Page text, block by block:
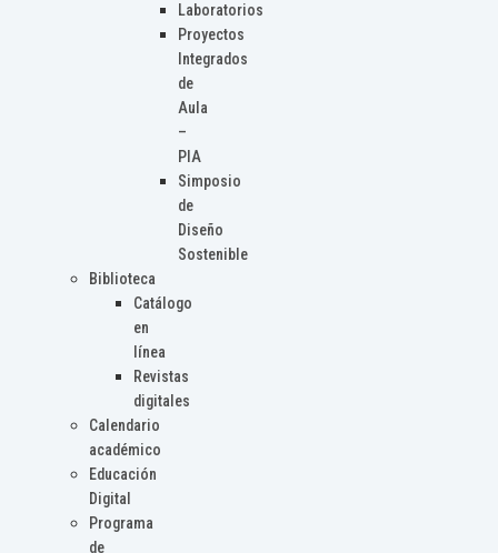
Laboratorios
Proyectos
Integrados
de
Aula
–
PIA
Simposio
de
Diseño
Sostenible
Biblioteca
Catálogo
en
línea
Revistas
digitales
Calendario
académico
Educación
Digital
Programa
de